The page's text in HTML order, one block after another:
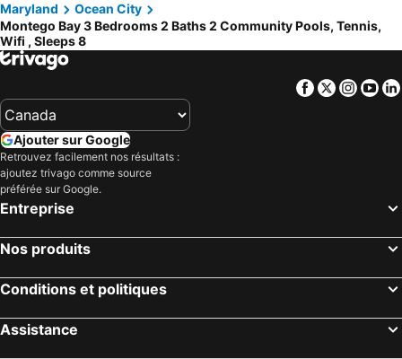
Maryland
Ocean City
Montego Bay 3 Bedrooms 2 Baths 2 Community Pools, Tennis,
Wifi , Sleeps 8
Facebook
Twitter
Ajouter sur Google
Retrouvez facilement nos résultats :
ajoutez trivago comme source
préférée sur Google.
Entreprise
Nos produits
Conditions et politiques
Assistance